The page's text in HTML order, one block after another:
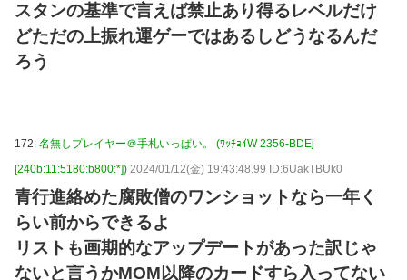
スタンの基準で言えば禁止あり得るレベルだけ
どただの上振れ運ゲーではあるしどうなるんだ
ろう
172: 名無しプレイヤー＠手札いっぱい。 (ﾜｯﾁｮｲW 2356-BDEj
[240b:11:5180:b800:*]) 2024/01/12(金) 19:43:48.99 ID:6UakTBUk0
青行進絡めた腐敗僧のワンショットなら一年く
らい前からできるよ
リストも画期的なアップデートがあった訳じゃ
ないと言うかMOM以降のカードすら入ってない